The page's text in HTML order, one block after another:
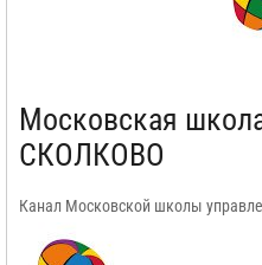
Московская
СКОЛКОВО
Канал Московской школы